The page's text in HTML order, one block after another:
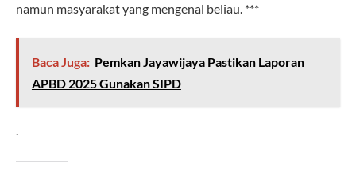
namun masyarakat yang mengenal beliau. ***
Baca Juga: Pemkan Jayawijaya Pastikan Laporan
APBD 2025 Gunakan SIPD
.